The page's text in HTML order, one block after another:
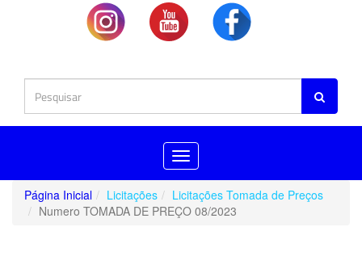
Toggle
navigation
Página Inicial
Licitações
Licitações Tomada de Preços
Numero TOMADA DE PREÇO 08/2023